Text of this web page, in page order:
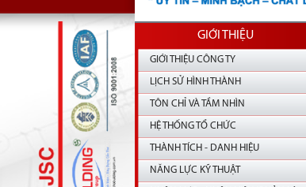
GIỚI THIỆU
GIỚI THIỆU CÔNG TY
LỊCH SỬ HÌNH THÀNH
TÔN CHỈ VÀ TẦM NHÌN
HỆ THỐNG TỔ CHỨC
THÀNH TÍCH - DANH HIỆU
NĂNG LỰC KỸ THUẬT